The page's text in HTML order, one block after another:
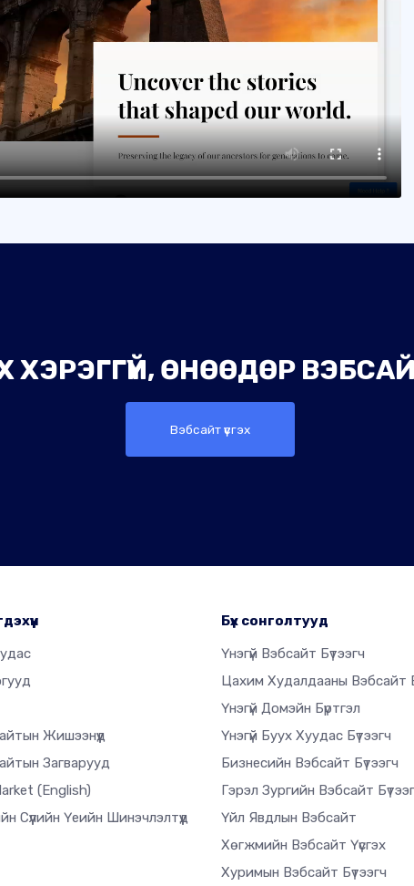
ӨНӨӨДӨР
Вэбсайт үүсгэх
Жишээнүүд
Загварууд
(English)
Сүүлийн Үеийн Шинэчлэлтүүд
Бүх сонголтууд
Үнэгүй Вэбсайт Бүтээгч
Цахим Худалдааны Вэбсайт
Үнэгүй Домэйн Бүртгэл
Үнэгүй Буух Хуудас Бүтээгч
Бизнесийн Вэбсайт Бүтээгч
Гэрэл Зургийн Вэбсайт
Үйл Явдлын Вэбсайт
Хөгжмийн Вэбсайт Үүсгэх
Хуримын Вэбсайт Бүтээгч